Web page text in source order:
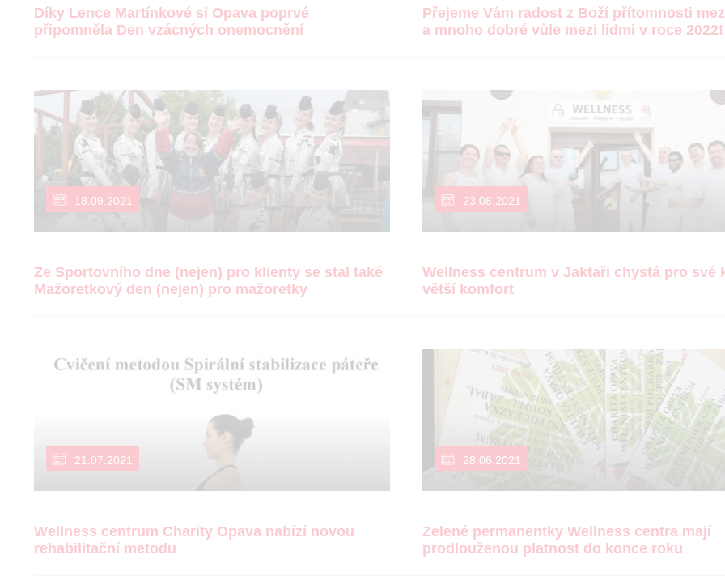
Díky Lence Martínkové si Opava poprvé
připomněla Den vzácných onemocnění
Přejeme Vám radost z Boží přítomnosti
a mnoho dobré vůle mezi lidmi v roce 2022!
18.09.2021
Ze Sportovního dne (nejen) pro klienty se stal také
Mažoretkový den (nejen) pro mažoretky
23.08.2021
Wellness centrum v Jaktaři chystá pro své
větší komfort
21.07.2021
Wellness centrum Charity Opava nabízí novou
rehabilitační metodu
28.06.2021
Zelené permanentky Wellness centra mají
prodlouženou platnost do konce roku